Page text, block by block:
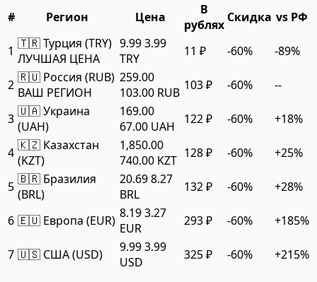
#
Регион Цена
В
рублях Скидка vs РФ
1 🇹🇷 Турция (TRY)
ЛУЧШАЯ ЦЕНА
9.993.99
TRY
11 ₽ -60% -89%
2 🇷🇺 Россия (RUB)
ВАШ РЕГИОН
259.00
103.00 RUB 103 ₽ -60% --
3 🇺🇦 Украина
(UAH)
169.00
67.00 UAH
122 ₽ -60% +18%
4 🇰🇿 Казахстан
(KZT)
1,850.00
740.00 KZT 128 ₽ -60% +25%
5 🇧🇷 Бразилия
(BRL)
20.698.27
BRL
132 ₽ -60% +28%
6 🇪🇺 Европа (EUR) 8.193.27
EUR
293 ₽ -60% +185%
7 🇺🇸 США (USD) 9.993.99
USD
325 ₽ -60% +215%